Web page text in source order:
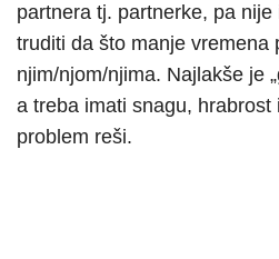
partnera tj. partnerke, pa
truditi da što manje vremena
njim/njom/njima. Najlakše je
a treba imati snagu, hrabrost
problem reši.